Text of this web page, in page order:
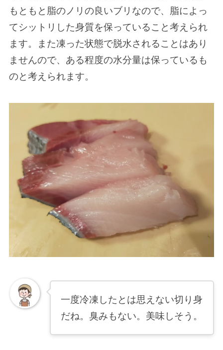
もともと脂のノリの良いブリなので、脂によっ
てシットリした身質を保っていること考えられ
ます。また凍った状態で脱水されることはあり
ませんので、ある程度の水分量は保っているも
のと考えられます。
一度冷凍したとは思えない切り身
だね。臭みもない。美味しそう。